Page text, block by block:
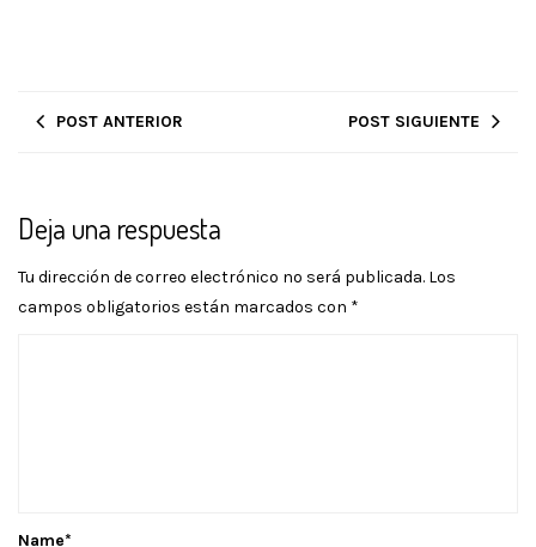
POST ANTERIOR POST SIGUIENTE
Deja una respuesta
Tu dirección de correo electrónico no será publicada. Los
campos obligatorios están marcados con *
Name*